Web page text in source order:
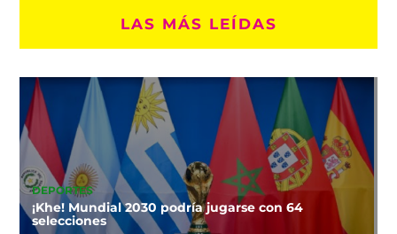
LAS MÁS LEÍDAS
DEPORTES
¡Khe! Mundial 2030 podría jugarse con 64
selecciones